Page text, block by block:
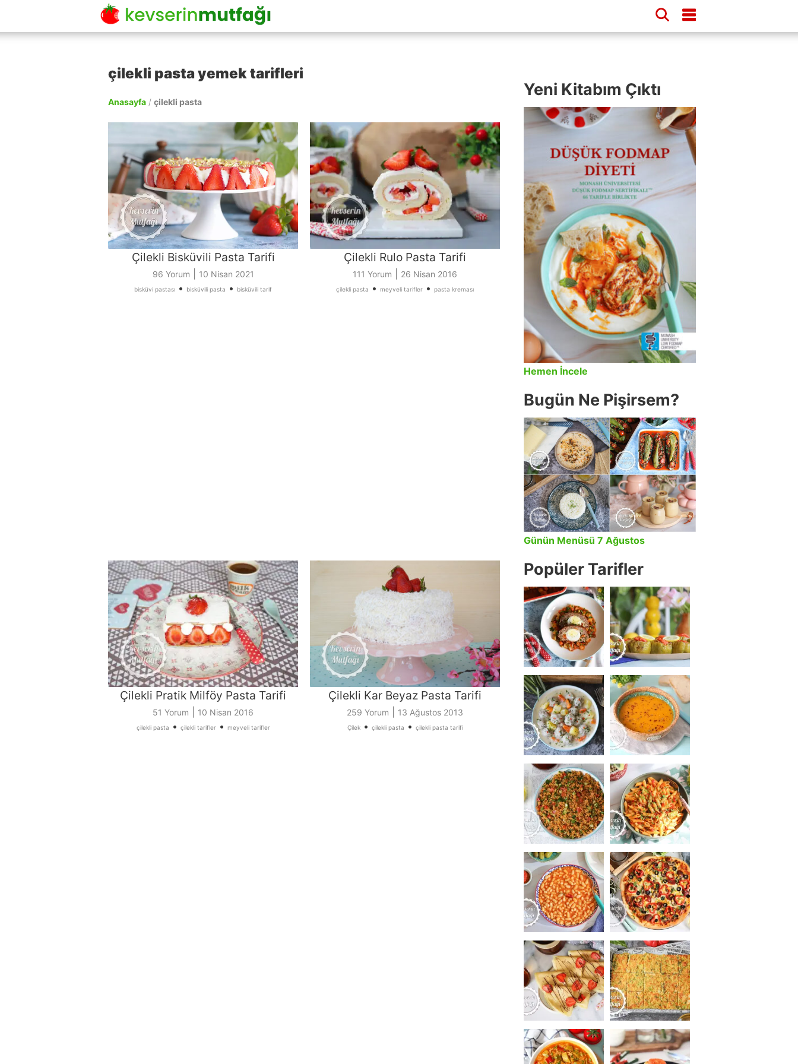
çilekli pasta yemek tarifleri
Anasayfa / çilekli pasta
Çilekli Bisküvili Pasta Tarifi
96 Yorum 10 Nisan 2021
bisküvi pastası • bisküvili pasta • bisküvili tarif
Çilekli Rulo Pasta Tarifi
111 Yorum 26 Nisan 2016
çilekli pasta • meyveli tarifler • pasta kreması
Çilekli Pratik Milföy Pasta Tarifi
51 Yorum 10 Nisan 2016
çilekli pasta • çilekli tarifler• meyveli tarifler
Çilekli Kar Beyaz Pasta Tarifi
259 Yorum 13 Ağustos 2013
Çilek• çilekli pasta • çilekli pasta tarifi
Yeni Kitabım Çıktı
Hemen İncele
Bugün Ne Pişirsem?
Günün Menüsü 7 Ağustos
Popüler Tarifler